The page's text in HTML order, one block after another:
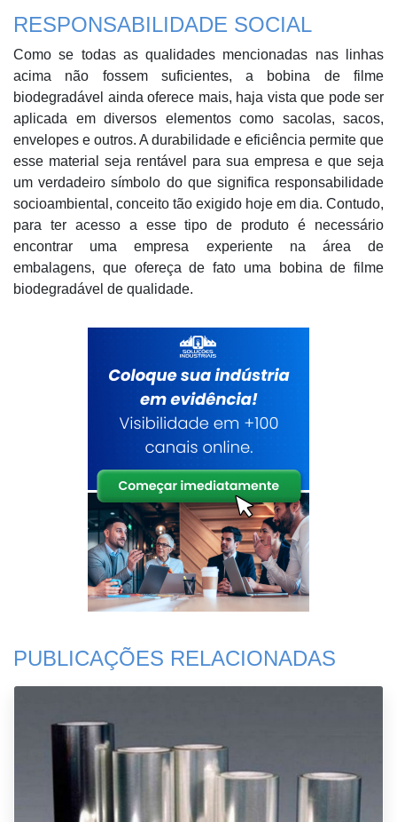
RESPONSABILIDADE SOCIAL
Como se todas as qualidades mencionadas nas linhas
acima não fossem suficientes, a bobina de filme
biodegradável ainda oferece mais, haja vista que pode ser
aplicada em diversos elementos como sacolas, sacos,
envelopes e outros. A durabilidade e eficiência permite que
esse material seja rentável para sua empresa e que seja
um verdadeiro símbolo do que significa responsabilidade
socioambiental, conceito tão exigido hoje em dia. Contudo,
para ter acesso a esse tipo de produto é necessário
encontrar uma empresa experiente na área de
embalagens, que ofereça de fato uma bobina de filme
biodegradável de qualidade.
PUBLICAÇÕES RELACIONADAS